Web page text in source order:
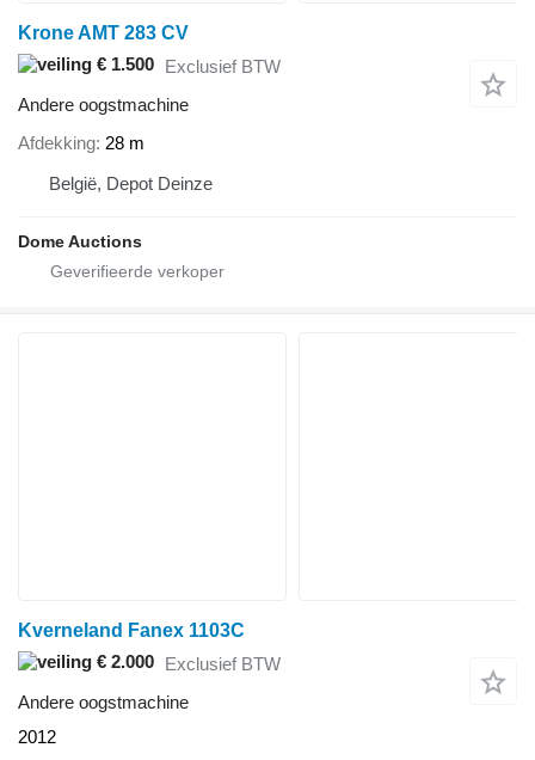
Krone AMT 283 CV
€ 1.500 Exclusief BTW
Andere oogstmachine
Afdekking 28 m
België, Depot Deinze
Dome Auctions
Kverneland Fanex 1103C
€ 2.000 Exclusief BTW
Andere oogstmachine
2012